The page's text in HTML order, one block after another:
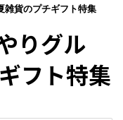
雑貨のプチギフト特集
りグル
フト特集